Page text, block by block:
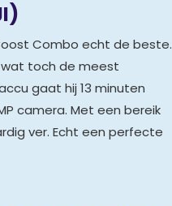
Combo echt de beste.
wat toch de meest
gaat hij 13 minuten
camera. Met een bereik
ver. Echt een perfecte